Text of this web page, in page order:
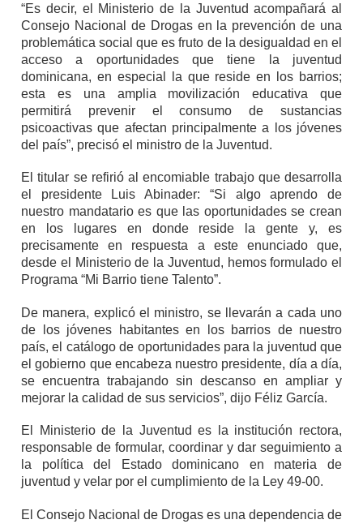
“Es decir, el Ministerio de la Juventud acompañará al
Consejo Nacional de Drogas en la prevención de una
problemática social que es fruto de la desigualdad en el
acceso a oportunidades que tiene la juventud
dominicana, en especial la que reside en los barrios;
esta es una amplia movilización educativa que
permitirá prevenir el consumo de sustancias
psicoactivas que afectan principalmente a los jóvenes
del país”, precisó el ministro de la Juventud.
El titular se refirió al encomiable trabajo que desarrolla
el presidente Luis Abinader: “Si algo aprendo de
nuestro mandatario es que las oportunidades se crean
en los lugares en donde reside la gente y, es
precisamente en respuesta a este enunciado que,
desde el Ministerio de la Juventud, hemos formulado el
Programa “Mi Barrio tiene Talento”.
De manera, explicó el ministro, se llevarán a cada uno
de los jóvenes habitantes en los barrios de nuestro
país, el catálogo de oportunidades para la juventud que
el gobierno que encabeza nuestro presidente, día a día,
se encuentra trabajando sin descanso en ampliar y
mejorar la calidad de sus servicios”, dijo Féliz García.
El Ministerio de la Juventud es la institución rectora,
responsable de formular, coordinar y dar seguimiento a
la política del Estado dominicano en materia de
juventud y velar por el cumplimiento de la Ley 49-00.
El Consejo Nacional de Drogas es una dependencia de